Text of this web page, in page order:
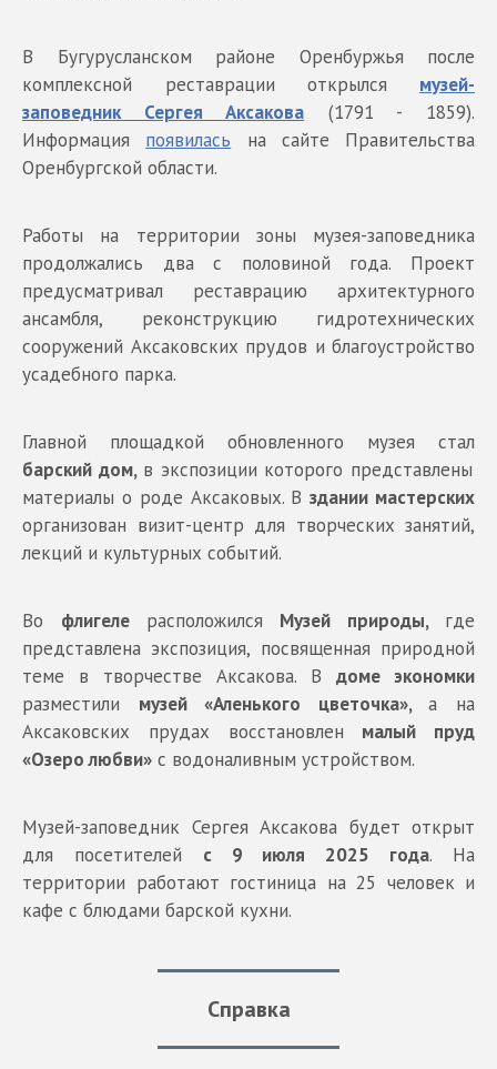
В Бугурусланском районе Оренбуржья после
комплексной реставрации открылся
музей-
заповедник Сергея Аксакова (1791 - 1859).
Информация появилась на сайте Правительства
Оренбургской области.
Работы на территории зоны музея-заповедника
продолжались два с половиной года. Проект
предусматривал реставрацию архитектурного
ансамбля, реконструкцию гидротехнических
сооружений Аксаковских прудов и благоустройство
усадебного парка.
Главной площадкой обновленного музея стал
барский дом, в экспозиции которого представлены
материалы о роде Аксаковых. Вздании мастерских
организован визит-центр для творческих занятий,
лекций и культурных событий.
Во флигеле расположился Музей природы, где
представлена экспозиция, посвященная природной
теме в творчестве Аксакова. В доме экономки
разместили музей «Аленького цветочка»,а на
Аксаковских прудах восстановлен малый пруд
«Озеро любви» с водоналивным устройством.
Музей-заповедник Сергея Аксакова будет открыт
для посетителей с 9 июля 2025 года. На
территории работают гостиница на 25 человек и
кафе с блюдами барской кухни.
Справка